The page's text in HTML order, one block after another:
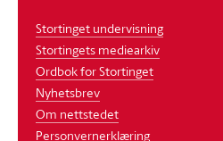
Stortinget undervisning
Stortingets mediearkiv
Ordbok for Stortinget
Nyhetsbrev
Om nettstedet
Personvernerklæring